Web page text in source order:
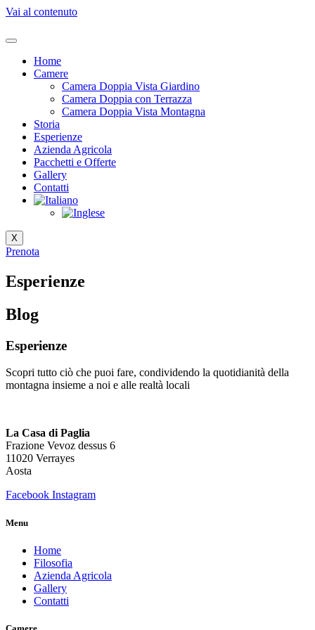
Vai al contenuto
Home
Camere
Camera Doppia Vista Giardino
Camera Doppia con Terrazza
Camera Doppia Vista Montagna
Storia
Esperienze
Azienda Agricola
Pacchetti e Offerte
Gallery
Contatti
X
Prenota
Esperienze
Blog
Esperienze
Scopri tutto ciò che puoi fare, condividendo la quotidianità della
montagna insieme a noi e alle realtà locali
La Casa di Paglia
Frazione Vevoz dessus 6
11020 Verrayes
Aosta
Facebook Instagram
Menu
Home
Filosofia
Azienda Agricola
Gallery
Contatti